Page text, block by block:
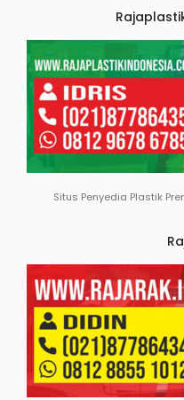
Situs Penyedia Plastik